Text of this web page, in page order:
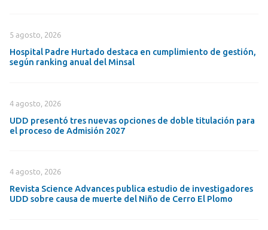
5 agosto, 2026
Hospital Padre Hurtado destaca en cumplimiento de gestión,
según ranking anual del Minsal
4 agosto, 2026
UDD presentó tres nuevas opciones de doble titulación para
el proceso de Admisión 2027
4 agosto, 2026
Revista Science Advances publica estudio de investigadores
UDD sobre causa de muerte del Niño de Cerro El Plomo